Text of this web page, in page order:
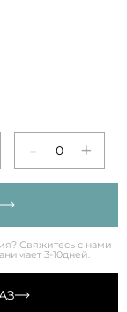
- 0 +
Свяжитесь с нами
3-10дней.